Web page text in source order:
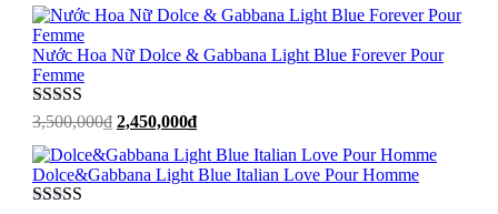
là:
tại
3,000,000₫.
Nước Hoa Nữ Dolce & Gabbana Light Blue Forever Pour
Femme
Được xếp
3,500,000₫ Giá
là:
3,500,000₫.
2,450,000₫Giá
tại
là:
Dolce&Gabbana Light Blue Italian Love Pour Homme